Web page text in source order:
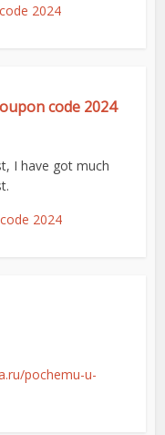
2024
code 2024
I have got much
2024
pochemu-u-